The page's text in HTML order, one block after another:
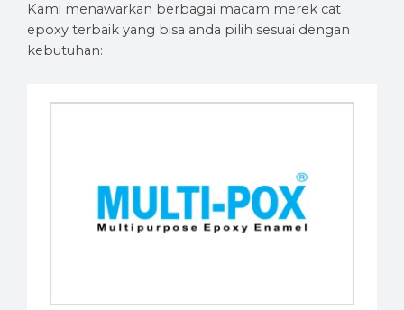
Kami menawarkan berbagai macam merek cat
epoxy terbaik yang bisa anda pilih sesuai dengan
kebutuhan: